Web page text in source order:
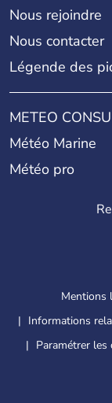
Nous rejoindre
Nous contacter
Légende des
METEO
Météo Marine
Météo pro
Mentions
Informations
Paramétrer les